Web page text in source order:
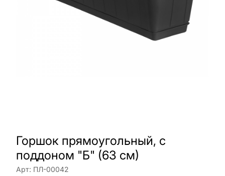
Горшок прямоугольный, с
поддоном "Б" (63 см)
Арт: ПЛ-00042